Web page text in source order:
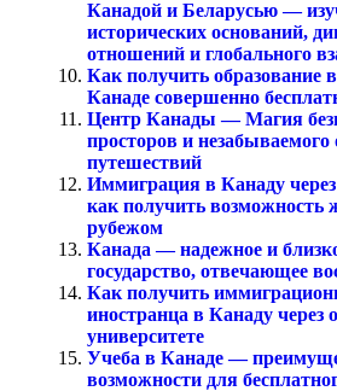
Канадой и Беларусью —
исторических оснований,
отношений и глобального
Как получить образование
Канаде совершенно
Центр Канады — Магия
просторов и незабываемого
путешествий
Иммиграция в Канаду
как получить возможность
рубежом
Канада — надежное и
государство, отвечающее
Как получить
иностранца в Канаду через
университете
Учеба в Канаде —
возможности для